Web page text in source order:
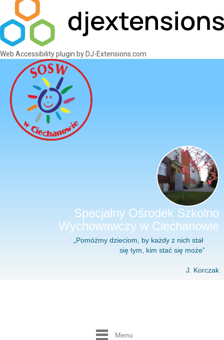
Web Accessibility plugin by DJ-Extensions.com
Specjalny Ośrodek Szkolno
Wychowawczy w Ciechanowie
„Pomóżmy dzieciom, by każdy z nich stał
się tym, kim stać się może”
J. Korczak
Menu